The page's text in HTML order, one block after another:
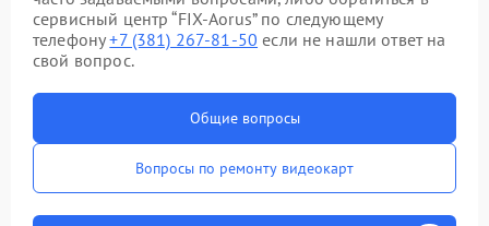
сервисный центр “FIX-Aorus” по следующему
телефону+7 (381) 267-81-50 если не нашли ответ на
свой вопрос.
Общие вопросы
Вопросы по ремонту видеокарт